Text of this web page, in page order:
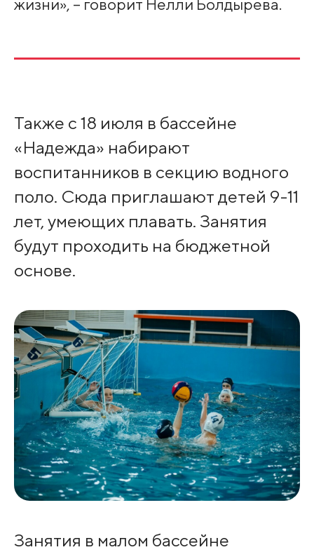
Также с 18 июля в бассейне
«Надежда» набирают
воспитанников в секцию водного
поло. Сюда приглашают детей 9-11
лет, умеющих плавать. Занятия
будут проходить на бюджетной
основе.
Занятия в малом бассейне